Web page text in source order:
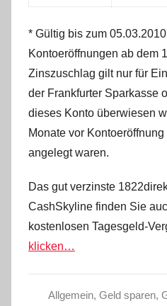
* Gültig bis zum
Kontoeröffnungen ab dem
Zinszuschlag gilt nur für
der Frankfurter Sparkasse
dieses Konto überwiesen
Monate vor
angelegt waren.
Das gut verzinste
CashSkyline finden Sie
kostenlosen Tagesgeld-
klicken…
Allgemein, Geld sparen,